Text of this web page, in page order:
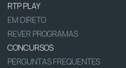
RTP PLAY
EM DIRETO
REVER PROGRAMAS
CONCURSOS
PERGUNTAS FREQUENTES